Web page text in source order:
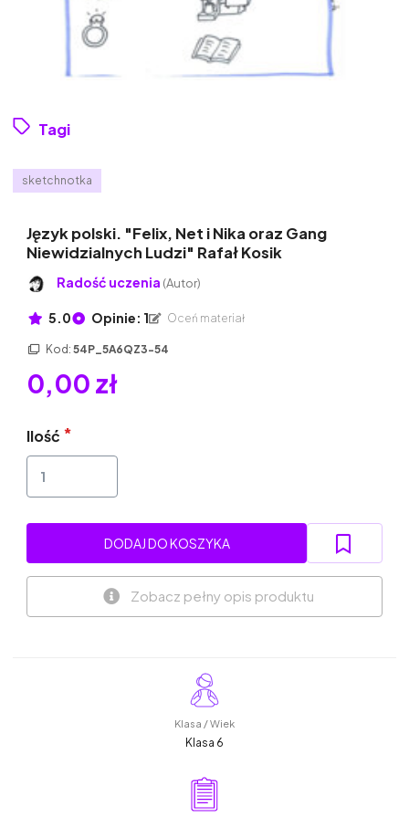
Tagi
sketchnotka
Język polski. "Felix, Net i Nika oraz Gang
Niewidzialnych Ludzi" Rafał Kosik
Radość uczenia (Autor)
5.0 Opinie: 1 Oceń materiał
Kod: 54P_5A6QZ3-54
0,00 zł
Ilość
DODAJ DO KOSZYKA
Zobacz pełny opis produktu
Klasa / Wiek
Klasa 6